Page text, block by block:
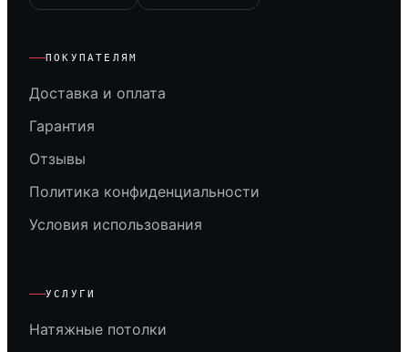
ПОКУПАТЕЛЯМ
Доставка и оплата
Гарантия
Отзывы
Политика конфиденциальности
Условия использования
УСЛУГИ
Натяжные потолки